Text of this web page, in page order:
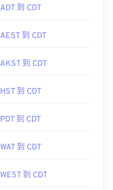
ADT 到 CDT
AEST 到 CDT
AKST 到 CDT
HST 到 CDT
PDT 到 CDT
WAT 到 CDT
WEST 到 CDT